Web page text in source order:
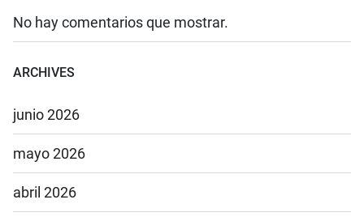
No hay comentarios que mostrar.
ARCHIVES
junio 2026
mayo 2026
abril 2026